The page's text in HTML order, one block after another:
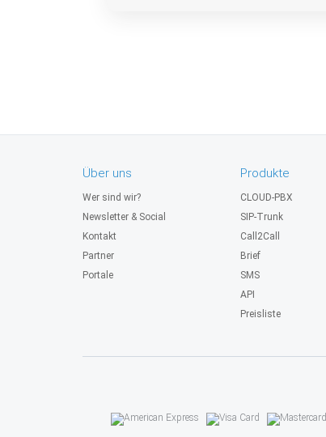
Über uns
Wer sind wir?
Newsletter & Social
Kontakt
Partner
Portale
Produkte
CLOUD-PBX
SIP-Trunk
Call2Call
Brief
SMS
API
Preisliste